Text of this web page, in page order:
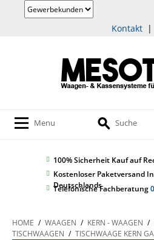
|
Kontakt
Menu Suche
100% Sicherheit Kauf auf
Kostenloser Paketversand
Deutschlands
Telefonische Fachberatung
HOME / WAAGEN / KERN - WAAGEN /
TISCHWAAGEN / TISCHWAAGE KERN